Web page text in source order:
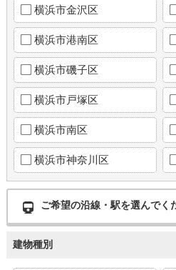
横浜市金沢区
横浜市港南区
横浜市磯子区
横浜市戸塚区
横浜市南区
横浜市神奈川区
ご希望の沿線・駅を選んでく
建物種別